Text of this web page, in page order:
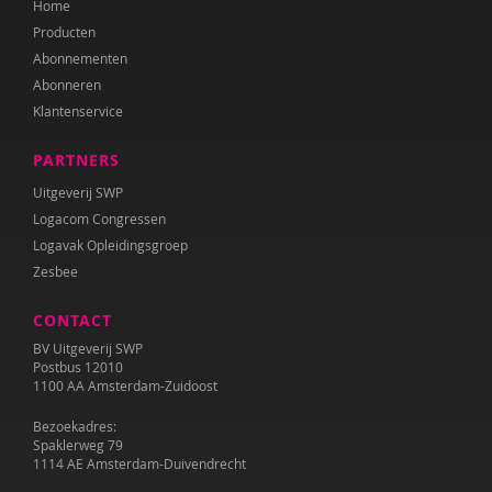
Annet Weterings
Iris Wierdsma
Merel van der Wouden
Home
Producten
Abonnementen
Abonneren
Klantenservice
PARTNERS
Uitgeverij SWP
Logacom Congressen
Logavak Opleidingsgroep
Zesbee
CONTACT
BV Uitgeverij SWP
Postbus 12010
1100 AA Amsterdam-Zuidoost
Bezoekadres:
Spaklerweg 79
1114 AE Amsterdam-Duivendrecht